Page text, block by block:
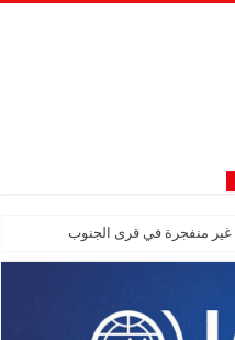
غير منفجرة في قرى الجنوب